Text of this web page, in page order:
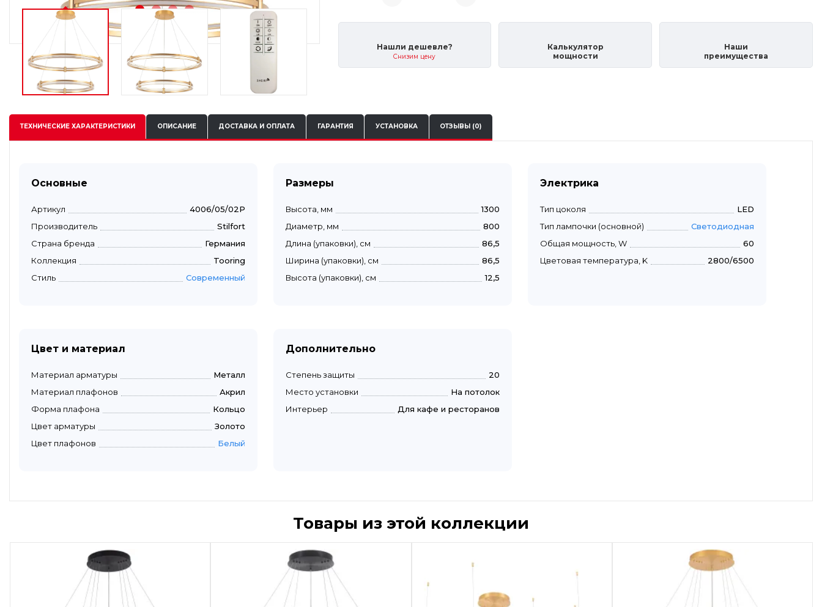
Нашли дешевле?
Снизим цену
Калькулятор
мощности
Наши
преимущества
ТЕХНИЧЕСКИЕХАРАКТЕРИСТИКИ ОПИСАНИЕ ДОСТАВКА И ОПЛАТА ГАРАНТИЯ УСТАНОВКА ОТЗЫВЫ (0)
Основные
Артикул
4006/05/02P
Производитель
Stilfort
Страна бренда
Германия
Коллекция
Tooring
Стиль
Современный
Размеры
Высота, мм
1300
Диаметр, мм
800
Длина (упаковки), см
86,5
Ширина (упаковки), см
86,5
Высота (упаковки), см
12,5
Электрика
Тип цоколя
LED
Тип лампочки (основной)
Светодиодная
Общая мощность, W
60
Цветовая температура, K
2800/6500
Цвет и материал
Материал арматуры
Металл
Материал плафонов
Акрил
Форма плафона
Кольцо
Цвет арматуры
Золото
Цвет плафонов
Белый
Дополнительно
Степень защиты
20
Место установки
На потолок
Интерьер
Для кафе и ресторанов
Товары из этой коллекции